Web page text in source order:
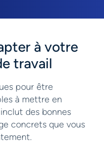
à votre
travail
pour être
à mettre en
des bonnes
concrets que vous